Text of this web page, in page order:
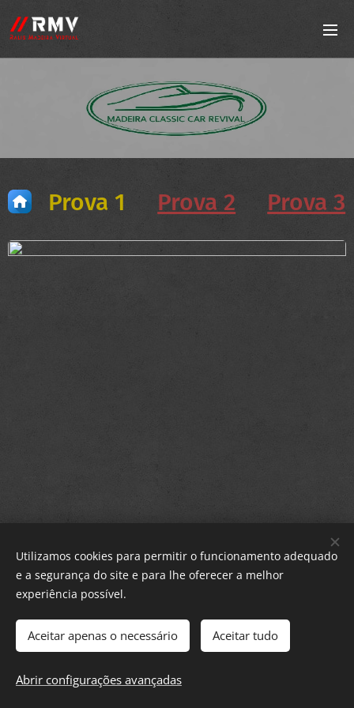
Prova 1 Prova 2 Prova 3
© Ralis Madeira Virtual
Discord - Ralis Madeira Virtual
Utilizamos cookies para permitir o funcionamento adequado
e a segurança do site e para lhe oferecer a melhor
experiência possível.
Aceitar apenas o necessário Aceitar tudo
Abrir configurações avançadas